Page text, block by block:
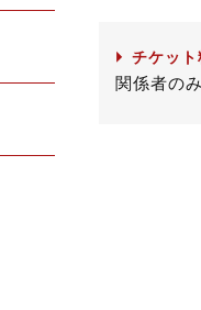
チケット
関係者のみ